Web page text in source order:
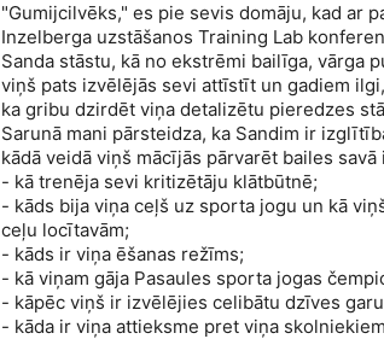
"Gumijcilvēks," es pie sevis domāju, kad ar
Inzelberga uzstāšanos Training Lab
Sanda stāstu, kā no ekstrēmi bailīga, vārga
viņš pats izvēlējās sevi attīstīt un gadiem
ka gribu dzirdēt viņa detalizētu pieredzes
Sarunā mani pārsteidza, ka Sandim ir
kādā veidā viņš mācījās pārvarēt bailes savā
- kā trenēja sevi kritizētāju klātbūtnē;
- kāds bija viņa ceļš uz sporta jogu un kā
ceļu locītavām;
- kāds ir viņa ēšanas režīms;
- kā viņam gāja Pasaules sporta jogas
- kāpēc viņš ir izvēlējies celibātu dzīves
- kāda ir viņa attieksme pret viņa